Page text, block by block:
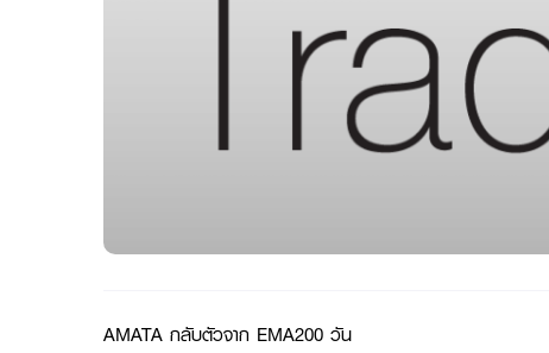
AMATA กลับตัวจาก EMA200 วัน